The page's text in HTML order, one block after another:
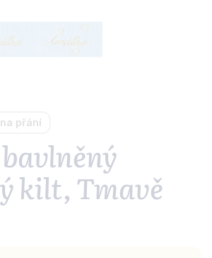
přání
kilt, Tmavě